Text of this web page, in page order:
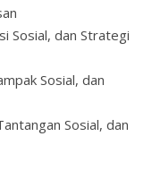
Sosial, dan Strategi
Sosial, dan
Sosial, dan